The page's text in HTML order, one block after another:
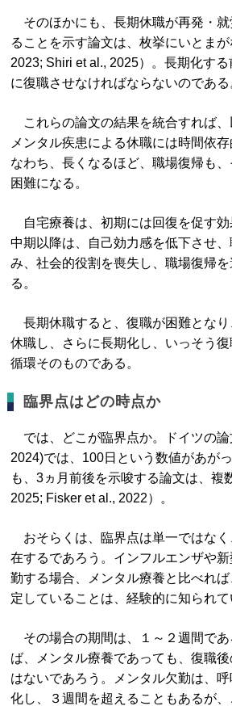
そのほかにも、長期休職が再発・
ることを示す論文は、枚挙にいとま
2023; Shiri et al., 2025）。長期化す
に復職させなければならないのである
これらの論文の結果を統合すれば、
メンタル疾患による休職には時間依
なわち、長くなるほど、職場復帰も
困難になる。
自宅療養は、初期には回復を促す効
中期以降は、自己効力感を低下させ
み、社会的役割を喪失し、職場復帰
る。
長期休職すると、復職が困難とな
休職し、さらに長期化し、いっそう
循環そのものである。
臨界点はどの時点か
では、どこが臨界点か。ドイツの論
2024)では、100日という数値があが
も、3ヵ月前後を示唆する論文は、複
2025; Fisker et al., 2022）。
おそらくは、臨界点は単一ではな
在するであろう。インフルエンザや
勤する場合、メンタル療養と比べれ
定していることは、経験的に知られて
その場合の期間は、１～２週間であ
ば、メンタル療養であっても、復職
はないであろう。メンタル欠勤は、
化し、３週間を超えることもあるが、